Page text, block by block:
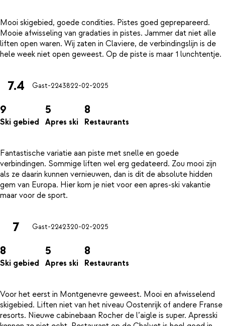
Mooi skigebied, goede condities. Pistes goed geprepareerd.
Mooie afwisseling van gradaties in pistes. Jammer dat niet alle
liften open waren. Wij zaten in Claviere, de verbindingslijn is de
7.4 Gast-2243822-02-2025
9
Ski gebied
5
Apres ski
8
Restaurants
Fantastische variatie aan piste met snelle en goede
verbindingen. Sommige liften wel erg gedateerd. Zou mooi zijn
als ze daarin kunnen vernieuwen, dan is dit de absolute hidden
gem van Europa. Hier kom je niet voor een apres-ski vakantie
7 Gast-2242320-02-2025
8
Ski gebied
5
Apres ski
8
Restaurants
Voor het eerst in Montgenevre geweest. Mooi en afwisselend
skigebied. Liften niet van het niveau Oostenrijk of andere Franse
resorts. Nieuwe cabinebaan Rocher de l’aigle is super. Apresski